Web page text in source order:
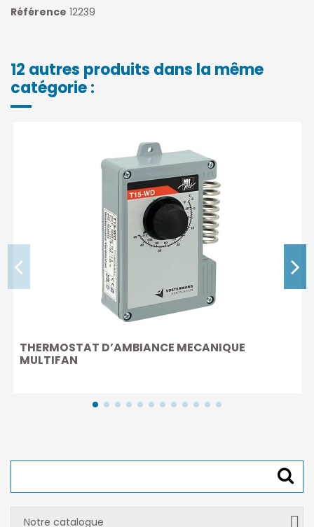
Référence 12239
12 autres produits dans la même
catégorie :
THERMOSTAT D’AMBIANCE MECANIQUE
MULTIFAN
Notre catalogue